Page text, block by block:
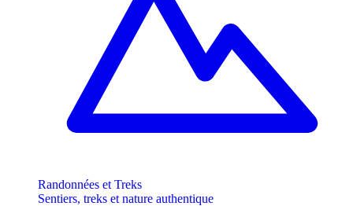
Randonnées et Treks
Sentiers, treks et nature authentique